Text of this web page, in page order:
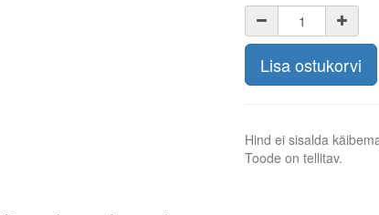
Lisa ostukorvi
Hind ei sisalda
Toode on tellitav.